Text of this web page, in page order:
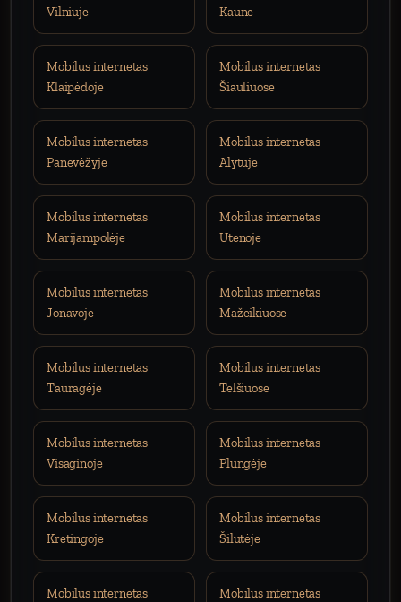
Vilniuje
Kaune
Mobilus internetas
Klaipėdoje
Mobilus internetas
Šiauliuose
Mobilus internetas
Panevėžyje
Mobilus internetas
Alytuje
Mobilus internetas
Marijampolėje
Mobilus internetas
Utenoje
Mobilus internetas
Jonavoje
Mobilus internetas
Mažeikiuose
Mobilus internetas
Tauragėje
Mobilus internetas
Telšiuose
Mobilus internetas
Visaginoje
Mobilus internetas
Plungėje
Mobilus internetas
Kretingoje
Mobilus internetas
Šilutėje
Mobilus internetas
Mobilus internetas